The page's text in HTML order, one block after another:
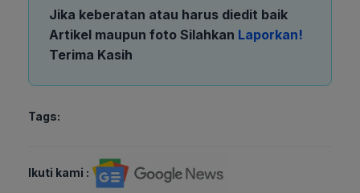
Jika keberatan atau harus diedit baik
Artikel maupun foto Silahkan Laporkan!
Terima Kasih
Tags:
Ikuti kami :